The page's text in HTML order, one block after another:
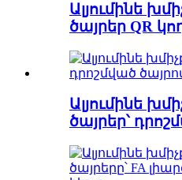
Ալյումինե
ծայրեր QR
Ալյումինե
ծայրեր՝